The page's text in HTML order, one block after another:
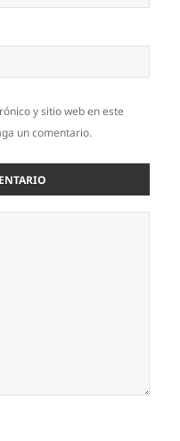
y sitio web en este
un comentario.